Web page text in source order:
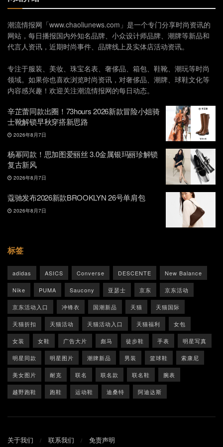
潮流情报网「www.chaoliunews.com」是一个专门分享时尚资讯的
网站，每日播报国内外知名品牌、小众设计师品牌、潮牌等新品和
代言人资讯，近期时尚事件、品牌线上及实体店活动资讯。
专注于服装、美妆、珠宝名表、奢侈品、箱包、鞋靴、潮玩等时尚
领域。如果你也喜欢浏览时尚资讯，对奢侈品、潮牌、球鞋文化等
内容感兴趣！欢迎关注潮流情报网的每日动态。
辛芷蕾同款出圈！73hours 2026新款冒险小姐骑
士靴解锁早秋穿搭新思路
2026年8月7日
杨幂同款！思加图爱丽丝 3.0金属银玛丽珍解锁
复古新风
2026年8月7日
蔻驰发布2026新款BROOKLYN 26号单肩包
2026年8月7日
标签
adidas ASICS Converse DESCENTE New Balance
Nike PUMA Saucony 亚瑟士 京东 京东活动
京东活动入口 冲锋衣 国潮新品 天猫 天猫国际
天猫折扣 天猫活动 天猫活动入口 天猫福利 女包
女装 女鞋 广告大片 彪马 徒步鞋 手表 明星写真
明星同款 明星图片 潮牌新品 男装 篮球鞋 索康尼
美女图片 耐克 联名 联名款 联名鞋 腕表
越野跑鞋 跑鞋 运动鞋 迪桑特 阿迪达斯
关于我们 联系我们 免责声明